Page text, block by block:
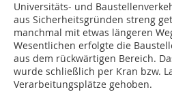
Universitäts- und
aus Sicherheitsgründen streng
manchmal mit etwas längeren
Wesentlichen erfolgte die
aus dem rückwärtigen Bereich.
wurde schließlich per Kran bzw.
Verarbeitungsplätze gehoben.